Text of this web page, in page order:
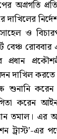
অগ্রগতি
ও
বেঞ্চ
প্রধান
দাখিল করতে
শুনানি
করেন
তমাল। এর
ট্রাস্ট’-এর